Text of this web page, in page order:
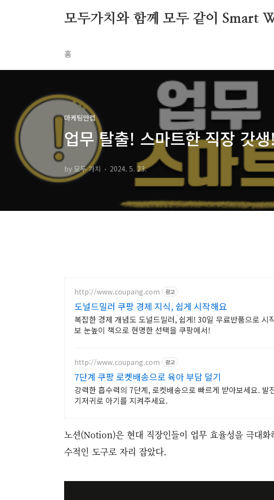
모두가치와 함께 모두 같이 Smart
홈
마케팅만렙
업무 탈출! 스마트한 직장 갓
by 모두 가치 2024. 5. 23.
http://www.coupang.com 광고
도널드밀러 쿠팡 경제 지식, 쉽게 시작해요
복잡한 경제 개념도 도널드밀러, 쉽게! 30일 무료반품으로 시
보 눈높이 책으로 현명한 선택을 쿠팡에서!
http://www.coupang.com 광고
7단계 쿠팡 로켓배송으로 육아 부담 덜기
강력한 흡수력의 7단계, 로켓배송으로 빠르게 받아보세요. 발
기저귀로 아기를 지켜주세요.
노션(Notion)은 현대 직장인들이 업무 효율성을 극대
수적인 도구로 자리 잡았다.